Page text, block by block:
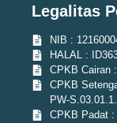
Legalitas
NIB :
HALAL :
CPKB Cairan
CPKB
PW-
CPKB Padat :